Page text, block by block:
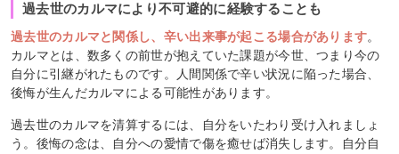
過去世のカルマにより不可避的に経験することも
過去世のカルマと関係し、辛い出来事が起こる場合があります。
カルマとは、数多くの前世が抱えていた課題が今世、つまり今の
自分に引継がれたものです。人間関係で辛い状況に陥った場合、
後悔が生んだカルマによる可能性があります。
過去世のカルマを清算するには、自分をいたわり受け入れましょ
う。後悔の念は、自分への愛情で傷を癒せば消失します。自分自